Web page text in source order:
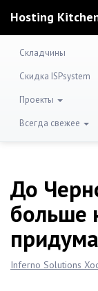
Hosting
Складчины
Скидка ISPsystem
Проекты
Всегда свежее
До
больше
Inferno Solutions